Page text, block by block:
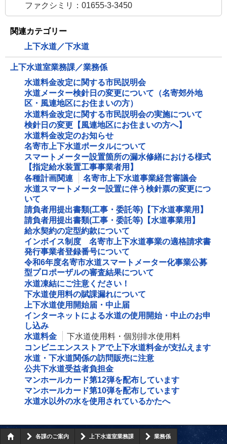
ファクシミリ：01655-3-3450
関連カテゴリー
上下水道／下水道
上下水道室業務課／業務係
水道料金改定に関する市民説明会
水道メーター検針日の変更について（名寄郊外地
区・風連地区にお住まいの方）
水道料金改定に関する市民説明会の実施について
検針日の変更【風連地区にお住まいの方へ】
水道料金改定のお知らせ
名寄市上下水道ポータルについて
スマートメーター設置箇所の漏水修繕における様式
【指定給水装置工事事業者用】
各種計画関連
名寄市上下水道事業経営審議会
水道スマートメーター設置に伴う検針票の変更につ
いて
請負者用提出書類(工事・委託等)【下水道事業用】
請負者用提出書類(工事・委託等)【水道事業用】
給水契約の定型約款について
インボイス制度 名寄市上下水道事業の適格請求書
発行事業者登録番号について
令和6年度名寄市水道スマートメーター化事業公募
型プロポーザルの審査結果について
水道凍結にご注意ください！
下水道使用料の賦課漏れについて
上下水道使用開始届・中止届
インターネットによる水道の使用開始・中止のお申
し込み
水道料金
下水道使用料・個別排水使用料
コンビニエンスストアで上下水道料金が支払えます
水道・下水道関係の訪問販売に注意
公共下水道受益者負担金
マンホールカード第12弾を配布しています
マンホールカード第10弾を配布しています
水道水以外の水を使用されているかたへ
各課のご案内 上下水道室業務課 業務係